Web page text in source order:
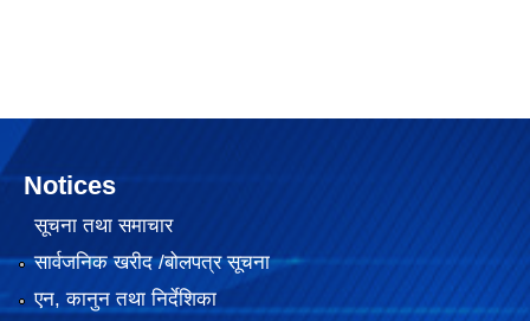
Notices
सूचना तथा समाचार
सार्वजनिक खरीद /बोलपत्र सूचना
एन, कानुन तथा निर्देशिका